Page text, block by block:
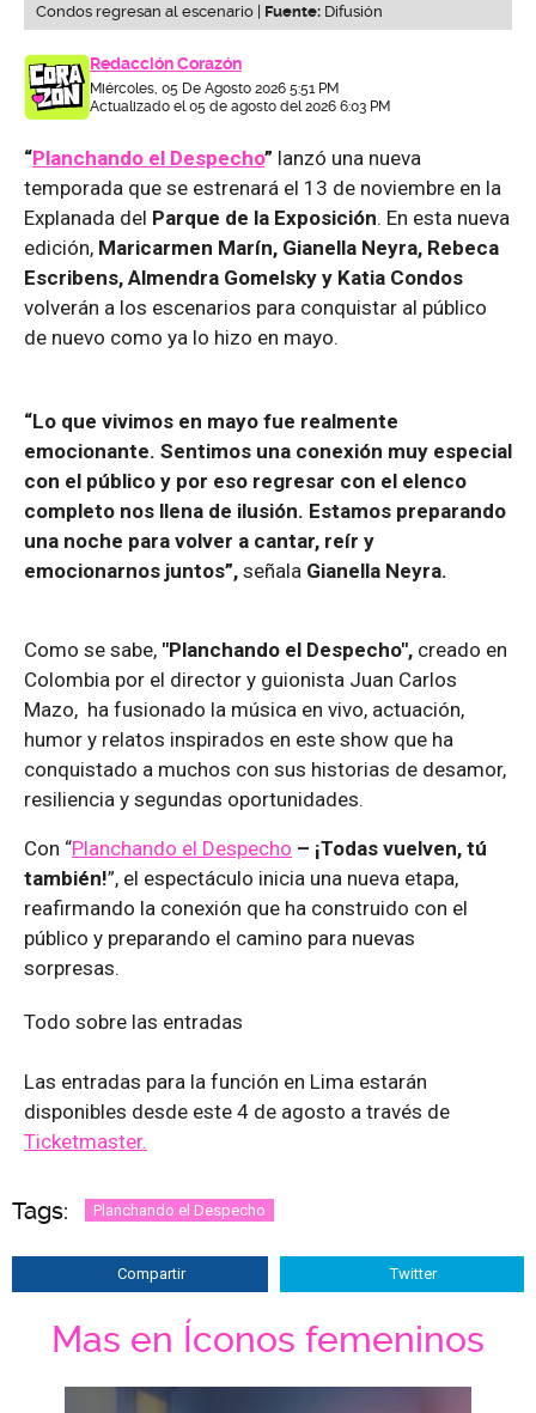
Condos regresan al escenario | Fuente: Difusión
Redacción Corazón
Miércoles, 05 De Agosto 2026 5:51 PM
Actualizado el 05 de agosto del 2026 6:03 PM
“Planchando el Despecho” lanzó una nueva
temporada que se estrenará el 13 de noviembre en la
Explanada del Parque de la Exposición. En esta nueva
edición, Maricarmen Marín, Gianella Neyra, Rebeca
Escribens, Almendra Gomelsky y Katia Condos
volverán a los escenarios para conquistar al público
de nuevo como ya lo hizo en mayo.
“Lo que vivimos en mayo fue realmente
emocionante. Sentimos una conexión muy especial
con el público y por eso regresar con el elenco
completo nos llena de ilusión. Estamos preparando
una noche para volver a cantar, reír y
emocionarnos juntos”, señala Gianella Neyra.
Como se sabe, "Planchando el Despecho", creado en
Colombia por el director y guionista Juan Carlos
Mazo, ha fusionado la música en vivo, actuación,
humor y relatos inspirados en este show que ha
conquistado a muchos con sus historias de desamor,
resiliencia y segundas oportunidades.
Con “Planchando el Despecho – ¡Todas vuelven, tú
también!”, el espectáculo inicia una nueva etapa,
reafirmando la conexión que ha construido con el
público y preparando el camino para nuevas
sorpresas.
Todo sobre las entradas
Las entradas para la función en Lima estarán
disponibles desde este 4 de agosto a través de
Ticketmaster.
Tags: Planchando el Despecho
Compartir Twitter
Mas en Íconos femeninos